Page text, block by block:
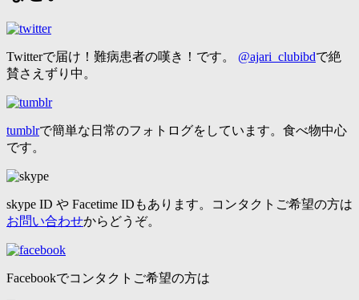
Twitterで届け！難病患者の嘆き！です。 @ajari_clubibdで絶
賛さえずり中。
tumblrで簡単な日常のフォトログをしています。食べ物中心
です。
skype ID や Facetime IDもあります。コンタクトご希望の方は
お問い合わせからどうぞ。
Facebookでコンタクトご希望の方は